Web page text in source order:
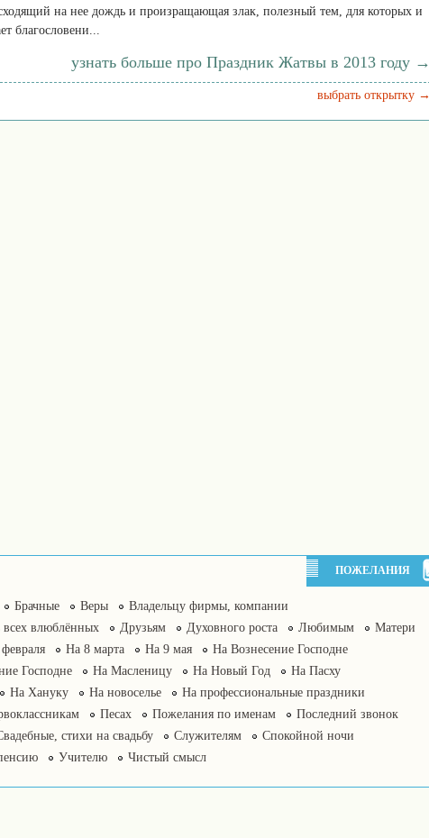
на нее дождь и произращающая злак, полезный тем, для которых и
благословени...
узнать больше про Праздник Жатвы в 2013 году →
выбрать открытку →
ПОЖЕЛАНИЯ
Брачные Веры
Владельцу фирмы, компании
всех влюблённых Друзьям Духовного роста Любимым
Матери
На 8 марта На 9 мая
На Вознесение Господне
Господне На Масленицу На Новый Год
На Пасху
На Хануку На новоселье
На профессиональные праздники
Песах Пожелания по именам
Последний звонок
стихи на свадьбу Служителям
Спокойной ночи
Учителю Чистый смысл